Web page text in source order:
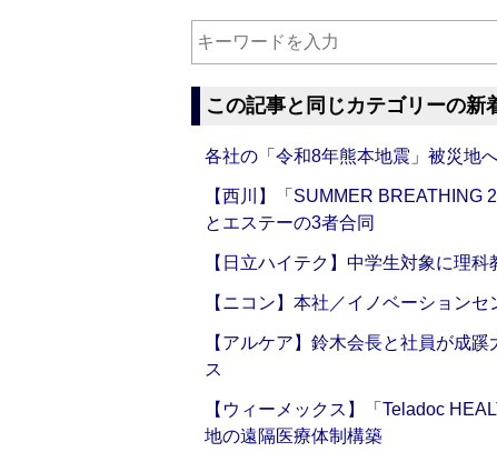
この記事と同じカテゴリーの新
各社の「令和8年熊本地震」被災地
【西川】「SUMMER BREATHING
とエステーの3者合同
【日立ハイテク】中学生対象に理
【ニコン】本社／イノベーション
【アルケア】鈴木会長と社員が成
ス
【ウィーメックス】「Teladoc
地の遠隔医療体制構築